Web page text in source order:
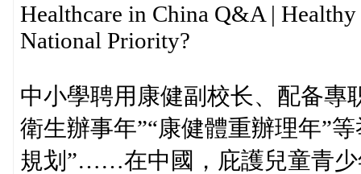
Healthcare in China Q&A |
National Priority?
中小學聘用康健副校长、配备專
衛生辦事年”“康健體重辦理年”
規划”……在中國，庇護兒童青少